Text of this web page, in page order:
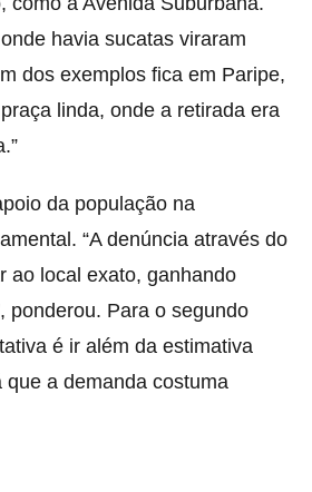
havia sucatas viraram
dos exemplos fica em Paripe,
linda, onde a retirada era
da população na
“A denúncia através do
ao local exato, ganhando
ponderou. Para o segundo
é ir além da estimativa
que a demanda costuma